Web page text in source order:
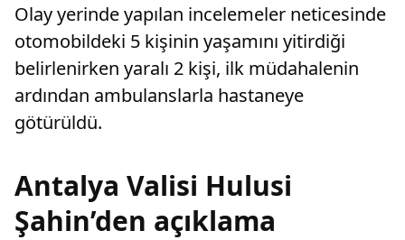
Olay yerinde yapılan incelemeler neticesinde
otomobildeki 5 kişinin yaşamını yitirdiği
belirlenirken yaralı 2 kişi, ilk müdahalenin
ardından ambulanslarla hastaneye
götürüldü.
Antalya Valisi Hulusi
Şahin’den açıklama